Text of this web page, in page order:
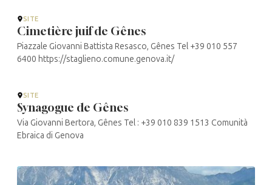
SITE
Cimetière juif de Gênes
Piazzale Giovanni Battista Resasco, Gênes Tel +39 010 557
6400 https://staglieno.comune.genova.it/
SITE
Synagogue de Gênes
Via Giovanni Bertora, Gênes Tel : +39 010 839 1513 Comunità
Ebraica di Genova